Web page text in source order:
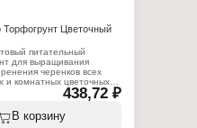
Цветочный
питательный
для выращивания
черенков всех
и комнатных цветочных и
культур. Вес товара может
влажности окружающей
438,72 ₽
В корзину